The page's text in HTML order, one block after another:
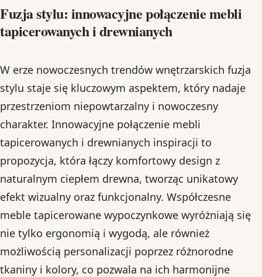
Fuzja stylu: innowacyjne połączenie mebli
tapicerowanych i drewnianych
W erze nowoczesnych trendów wnętrzarskich fuzja
stylu staje się kluczowym aspektem, który nadaje
przestrzeniom niepowtarzalny i nowoczesny
charakter. Innowacyjne połączenie mebli
tapicerowanych i drewnianych inspiracji to
propozycja, która łączy komfortowy design z
naturalnym ciepłem drewna, tworząc unikatowy
efekt wizualny oraz funkcjonalny. Współczesne
meble tapicerowane wypoczynkowe wyróżniają się
nie tylko ergonomią i wygodą, ale również
możliwością personalizacji poprzez różnorodne
tkaniny i kolory, co pozwala na ich harmonijne